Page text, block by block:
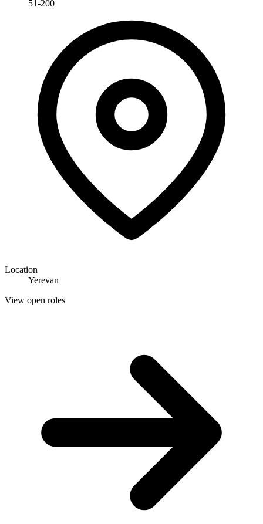
51-200
Location
Yerevan
View open roles